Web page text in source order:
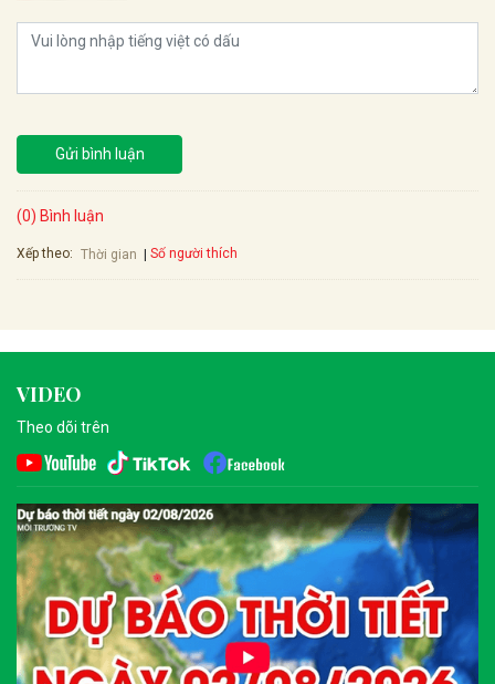
Gửi bình luận
(0) Bình luận
Xếp theo: Thời gian Số người thích
VIDEO
Theo dõi trên